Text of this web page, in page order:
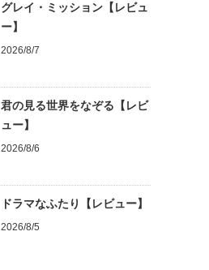
グレイ・ミッション【レビュ
ー】
2026/8/7
君の見る世界をなぞる【レビ
ュー】
2026/8/6
ドラマなふたり【レビュー】
2026/8/5